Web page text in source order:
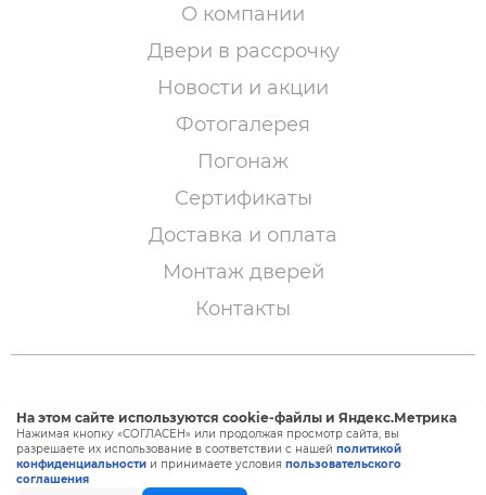
О компании
Двери в рассрочку
Новости и акции
Фотогалерея
Погонаж
Сертификаты
Доставка и оплата
Монтаж дверей
Контакты
© 2005 – 2026 «Двери Сибири»
Создание и продвижение сайта —BTB Digital
На этом сайте используются cookie-файлы и Яндекс.Метрика
Нажимая кнопку «СОГЛАСЕН» или продолжая просмотр сайта, вы
разрешаете их использование в соответствии с нашей политикой
конфиденциальности и принимаете условия пользовательского
соглашения